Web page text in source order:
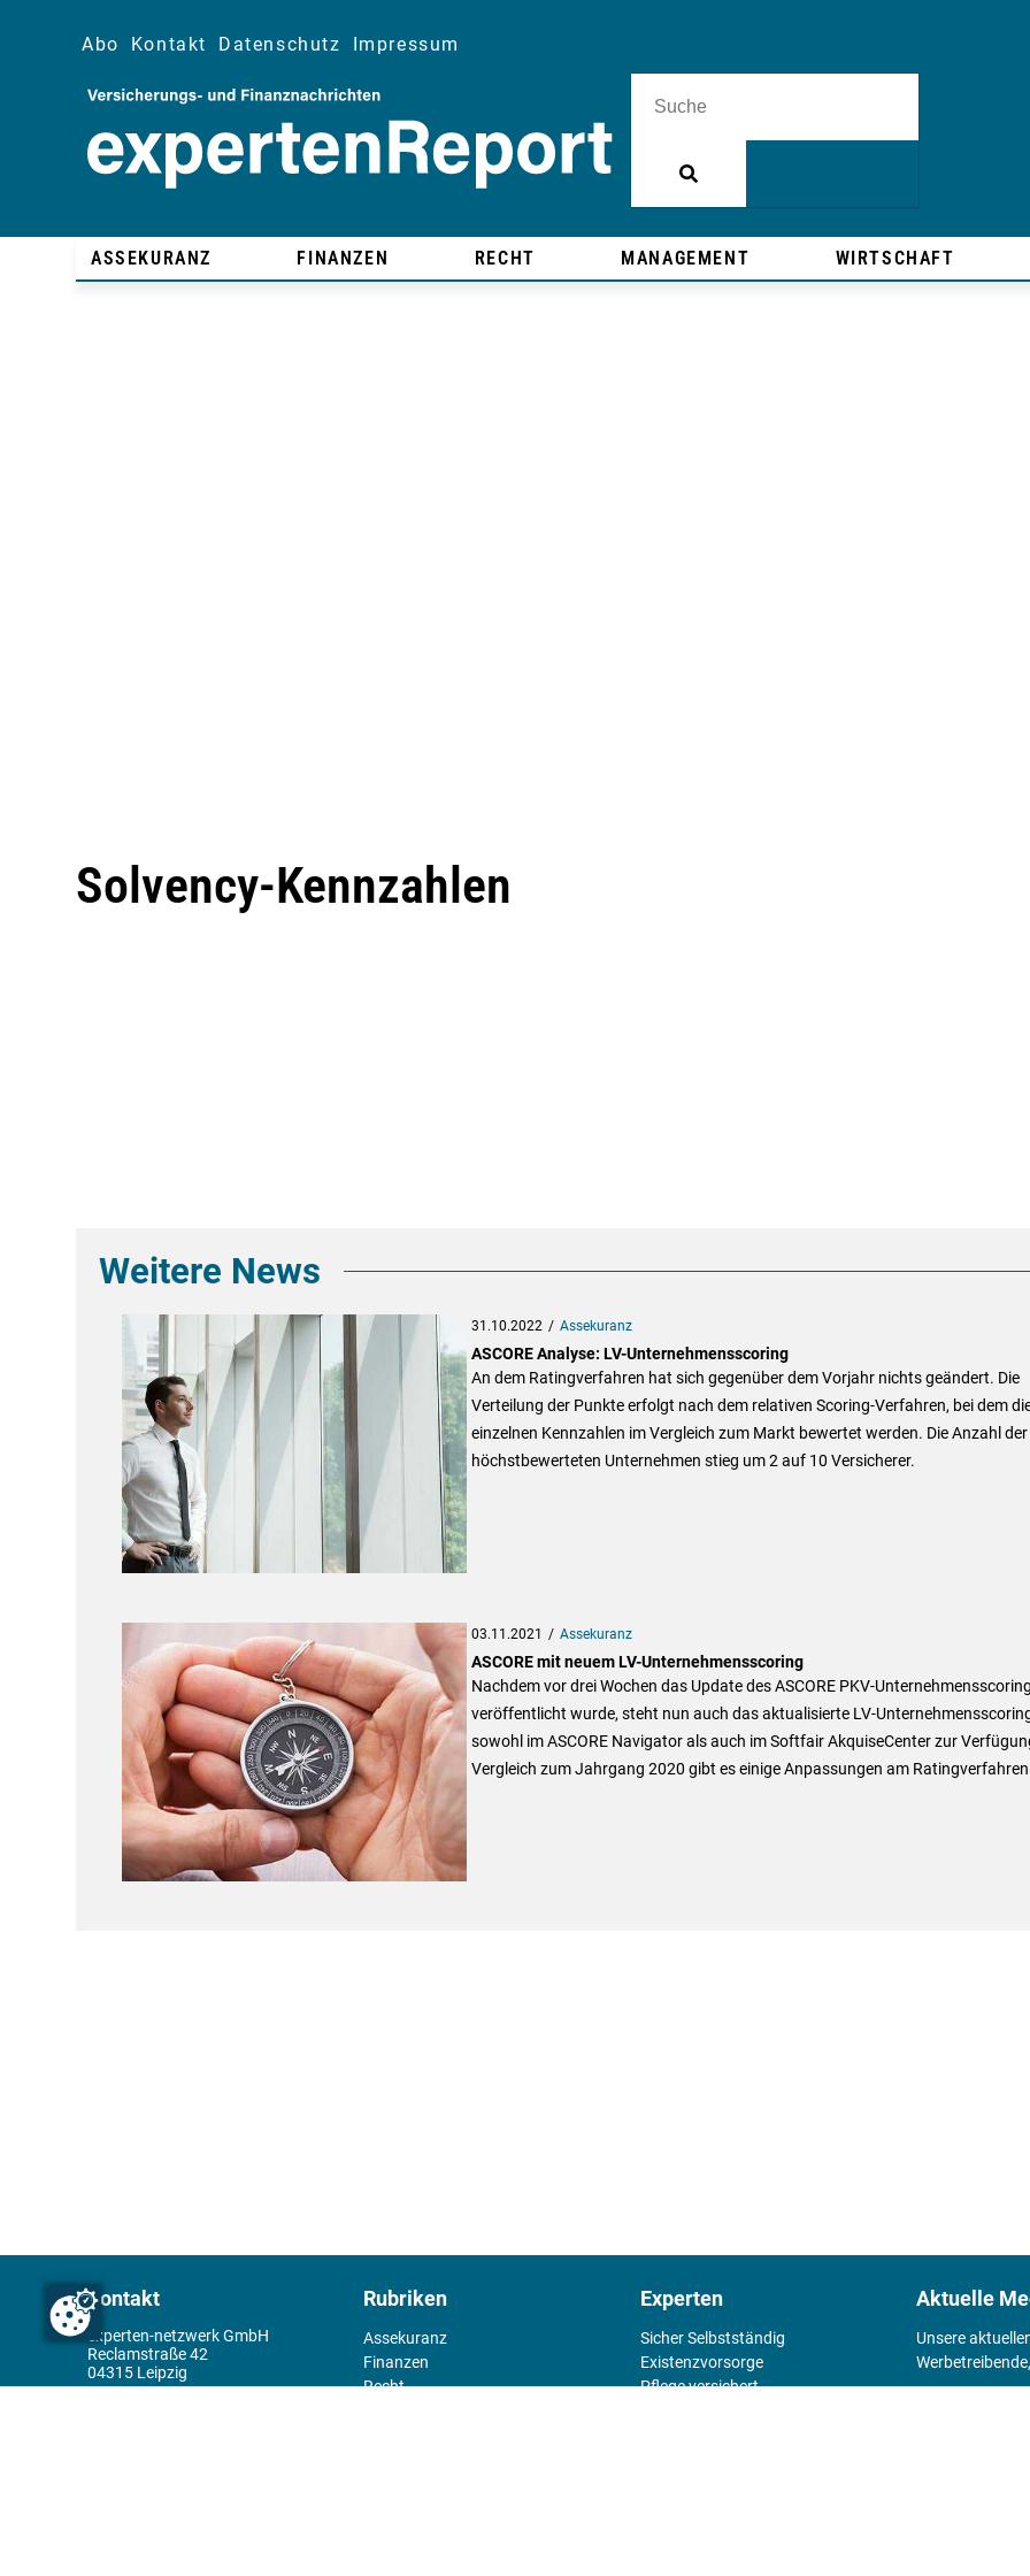
Abo Kontakt Datenschutz Impressum
ASSEKURANZ FINANZEN RECHT MANAGEMENT WIRTSCHAFT
Solvency-Kennzahlen
Weitere News
31.10.2022 Assekuranz
ASCORE Analyse: LV-Unternehmensscoring
An dem Ratingverfahren hat sich gegenüber dem Vorjahr nichts geändert. Die
Verteilung der Punkte erfolgt nach dem relativen Scoring-Verfahren, bei dem
einzelnen Kennzahlen im Vergleich zum Markt bewertet werden. Die Anzahl der
höchstbewerteten Unternehmen stieg um 2 auf 10 Versicherer.
03.11.2021 Assekuranz
ASCORE mit neuem LV-Unternehmensscoring
Nachdem vor drei Wochen das Update des ASCORE PKV-
veröffentlicht wurde, steht nun auch das aktualisierte LV-
sowohl im ASCORE Navigator als auch im Softfair AkquiseCenter zur
Vergleich zum Jahrgang 2020 gibt es einige Anpassungen am
Kontakt
experten-netzwerk GmbH
Reclamstraße 42
04315 Leipzig
Rubriken
Assekuranz
Finanzen
Recht
Experten
Sicher Selbstständig
Existenz­vorsorge
Pflege versichert
Aktuelle
Unsere